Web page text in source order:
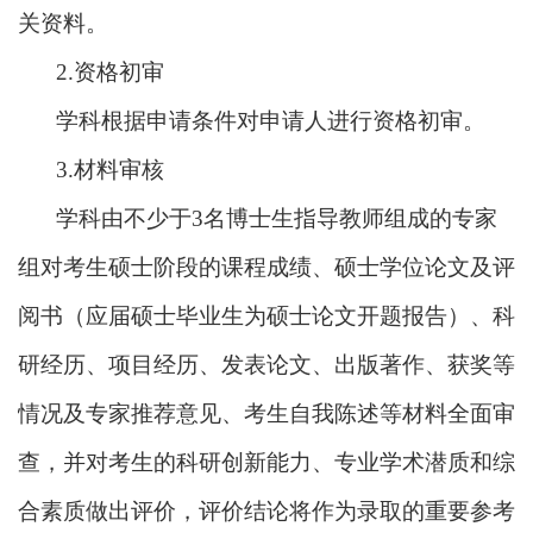
关资料。
2.资格初审
学科根据申请条件对申请人进行资格初审。
3.材料审核
学科由不少于3名博士生指导教师组成的专家
组对考生硕士阶段的课程成绩、硕士学位论文及评
阅书（应届硕士毕业生为硕士论文开题报告）、科
研经历、项目经历、发表论文、出版著作、获奖等
情况及专家推荐意见、考生自我陈述等材料全面审
查，并对考生的科研创新能力、专业学术潜质和综
合素质做出评价，评价结论将作为录取的重要参考